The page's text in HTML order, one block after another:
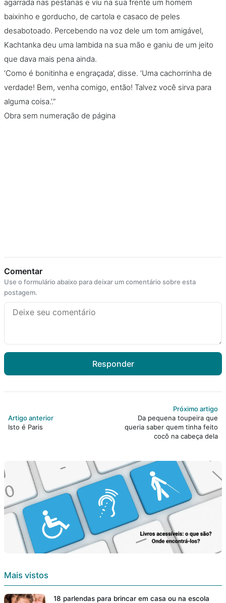
agarrada nas pestanas e viu na sua frente um homem
baixinho e gorducho, de cartola e casaco de peles
desabotoado. Percebendo na voz dele um tom amigável,
Kachtanka deu uma lambida na sua mão e ganiu de um jeito
que dava mais pena ainda.
‘Como é bonitinha e engraçada’, disse. ‘Uma cachorrinha de
verdade! Bem, venha comigo, então! Talvez você sirva para
alguma coisa.’.”
Obra sem numeração de página
Comentar
Use o formulário abaixo para deixar um comentário sobre esta
postagem.
Responder
Artigo anterior
Isto é Paris
Próximo artigo
Da pequena toupeira que
queria saber quem tinha feito
cocô na cabeça dela
Mais vistos
18 parlendas para brincar em casa ou na escola